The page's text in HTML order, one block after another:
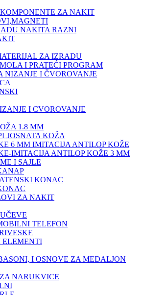
KOMPONENTE ZA NAKIT
NAKITA RAZNI
ZA IZRADU
I PRATEĆI PROGRAM
NIZANJE I ČVOROVANJE
I CVOROVANJE
1.8 MM
KOŽA
6 MM IMITACIJA ANTILOP KOŽE
IMITACIJA ANTILOP KOŽE 3 MM
I SAJLE
KONAC
ZA NAKIT
TELEFON
ELEMENTI
I OSNOVE ZA MEDALJON
NARUKVICE